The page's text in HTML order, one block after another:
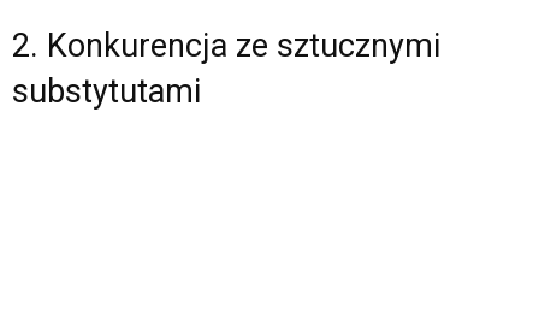
2. Konkurencja ze sztucznymi
substytutami